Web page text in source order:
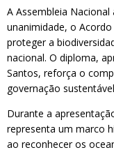
A Assembleia
unanimidade, o
proteger a
nacional. O diploma,
Santos, reforça o
governação
Durante a
representa um marco
ao reconhecer os